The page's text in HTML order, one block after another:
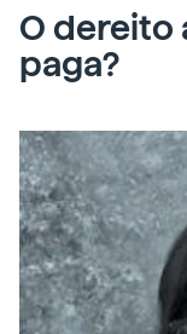
O dereito
paga?